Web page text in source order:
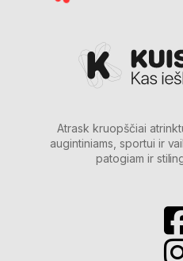
Atrask kruopščiai
augintiniams, sportui ir
patogiam ir